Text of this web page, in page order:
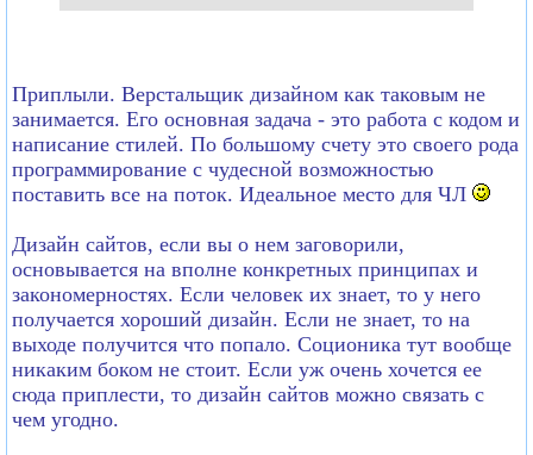
Приплыли. Верстальщик дизайном как таковым не
занимается. Его основная задача - это работа с кодом и
написание стилей. По большому счету это своего рода
программирование с чудесной возможностью
поставить все на поток. Идеальное место для ЧЛ
Дизайн сайтов, если вы о нем заговорили,
основывается на вполне конкретных принципах и
закономерностях. Если человек их знает, то у него
получается хороший дизайн. Если не знает, то на
выходе получится что попало. Соционика тут вообще
никаким боком не стоит. Если уж очень хочется ее
сюда приплести, то дизайн сайтов можно связать с
чем угодно.